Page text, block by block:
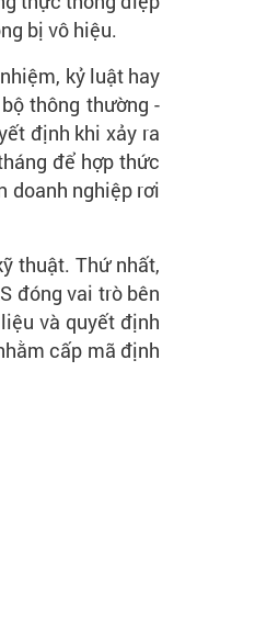
bị vô hiệu.
kỷ luật hay
thông thường -
định khi xảy ra
để hợp thức
doanh nghiệp rơi
thuật. Thứ nhất,
đóng vai trò bên
và quyết định
cấp mã định